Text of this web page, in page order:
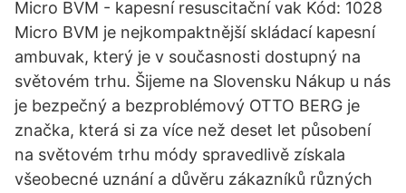
Micro BVM - kapesní resuscitační vak Kód: 1028
Micro BVM je nejkompaktnější skládací kapesní
ambuvak, který je v současnosti dostupný na
světovém trhu. Šijeme na Slovensku Nákup u nás
je bezpečný a bezproblémový OTTO BERG je
značka, která si za více než deset let působení
na světovém trhu módy spravedlivě získala
všeobecné uznání a důvěru zákazníků různých